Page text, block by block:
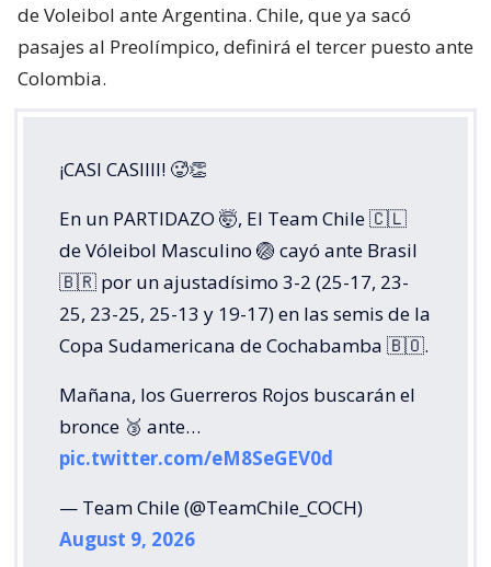
de Voleibol ante Argentina. Chile, que ya sacó
pasajes al Preolímpico, definirá el tercer puesto ante
Colombia.
¡CASI CASIIII! 🥵👏
En un PARTIDAZO 🤯, El Team Chile 🇨🇱
de Vóleibol Masculino 🏐 cayó ante Brasil
🇧🇷 por un ajustadísimo 3-2 (25-17, 23-
25, 23-25, 25-13 y 19-17) en las semis de la
Copa Sudamericana de Cochabamba 🇧🇴.
Mañana, los Guerreros Rojos buscarán el
bronce 🥉 ante…
pic.twitter.com/eM8SeGEV0d
— Team Chile (@TeamChile_COCH)
August 9, 2026